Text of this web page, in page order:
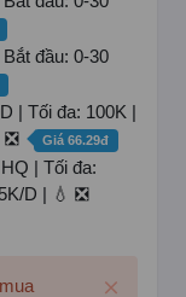
đầu: 0-30
| Tối đa: 100K |
Giá 66.29đ
| Tối đa:
D | 💧 ❎